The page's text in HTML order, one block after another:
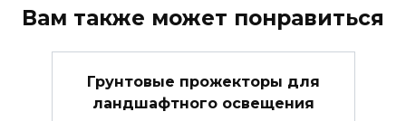
Вам также может понравиться
Грунтовые прожекторы для
ландшафтного освещения